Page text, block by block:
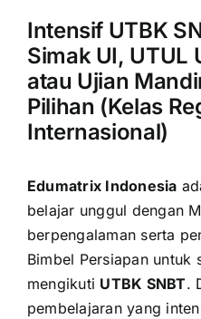
Intensif UTBK
Simak UI, UTUL
atau Ujian
Pilihan (Kelas
Internasional)
Edumatrix Indonesia
belajar unggul dengan
berpengalaman serta
Bimbel Persiapan untuk
mengikuti UTBK SNBT.
pembelajaran yang